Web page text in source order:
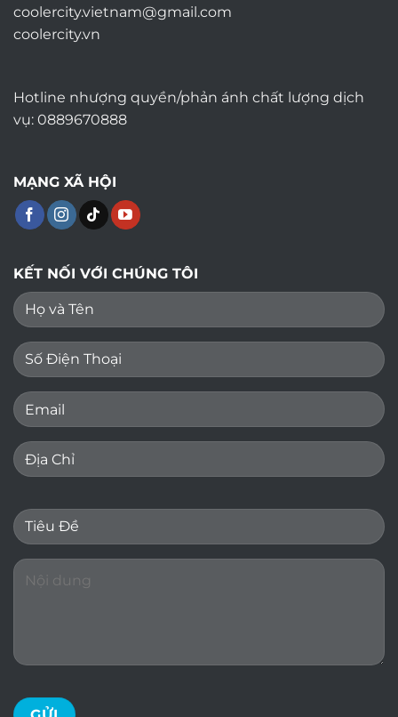
coolercity.vietnam@gmail.com
coolercity.vn
Hotline nhượng quyền/phản ánh chất lượng dịch
vụ: 0889670888
MẠNG XÃ HỘI
KẾT NỐI VỚI CHÚNG TÔI